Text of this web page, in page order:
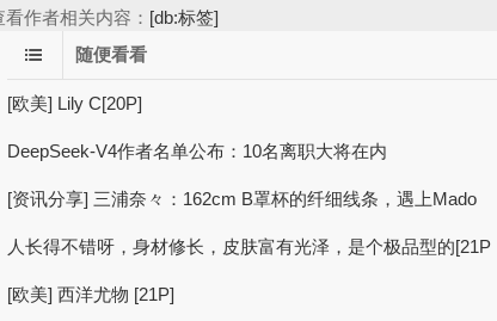
作者相关内容： [db:标签]
随便看看
[欧美] Lily C[20P]
DeepSeek-V4作者名单公布：10名离职大将在内
[资讯分享] 三浦奈々：162cm B罩杯的纤细线条，遇上Mado
人长得不错呀，身材修长，皮肤富有光泽，是个极品型的[21P
[欧美] 西洋尤物 [21P]